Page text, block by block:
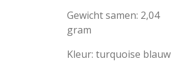
Gewicht samen: 2,04
gram
Kleur: turquoise blauw